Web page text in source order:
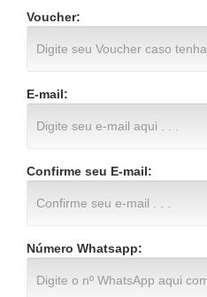
Voucher:
E-mail:
Confirme seu E-mail:
Número Whatsapp: